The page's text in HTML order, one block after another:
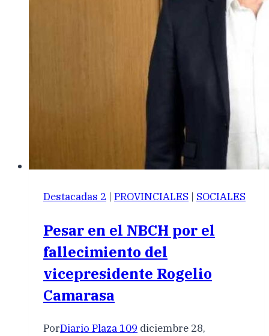
Destacadas 2 | PROVINCIALES | SOCIALES
Pesar en el NBCH por el
fallecimiento del
vicepresidente Rogelio
Camarasa
PorDiario Plaza 109 diciembre 28,